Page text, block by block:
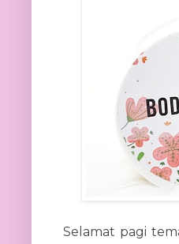
Selamat pagi